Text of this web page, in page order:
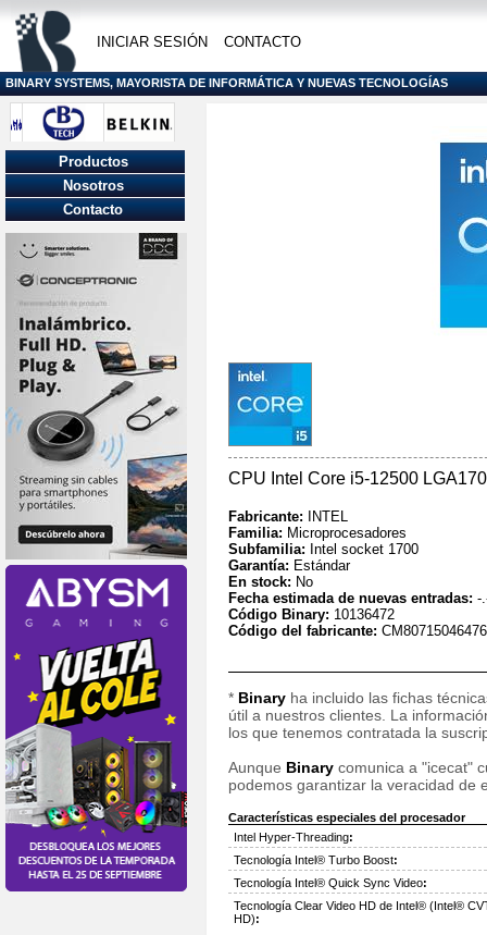
INICIAR SESIÓN CONTACTO
BINARY SYSTEMS, MAYORISTA DE INFORMÁTICA Y NUEVAS TECNOLOGÍAS
CPU Intel Core i5-12500
Fabricante:
INTEL
Familia: Microprocesadores
Subfamilia: Intel socket 1700
Garantía: Estándar
En stock: No
Fecha estimada de nuevas entradas: -
Código Binary: 10136472
Código del fabricante:
* Binary ha incluido las fichas
útil a nuestros clientes. La
los que tenemos contratada la
Aunque Binary comunica a "icecat"
podemos garantizar la veracidad de
Características especiales del procesador
Intel Hyper-Threading:
Tecnología Intel® Turbo Boost:
Tecnología Intel® Quick Sync Video:
Tecnología Clear Video HD de Intel® (Intel®
HD):
Productos
Nosotros
Contacto